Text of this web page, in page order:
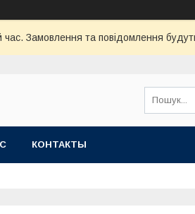
час. Замовлення та повідомлення
КОНТАКТЫ